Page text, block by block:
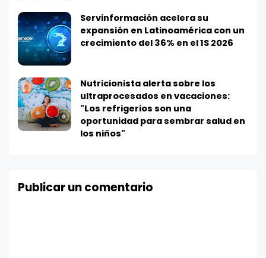
Servinformación acelera su
expansión en Latinoamérica con un
crecimiento del 36% en el 1S 2026
Nutricionista alerta sobre los
ultraprocesados en vacaciones:
"Los refrigerios son una
oportunidad para sembrar salud en
los niños"
Publicar un comentario